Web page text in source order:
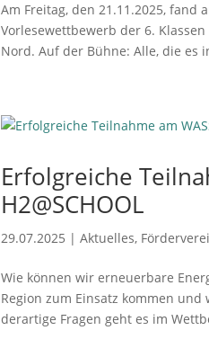
Am Freitag, den 21.11.2025, fand
Vorlesewettbewerb der 6.
Nord. Auf der Bühne: Alle, die es
Erfolgreiche
H2@SCHOOL
29.07.2025 | Aktuelles,
Wie können wir erneuerbare
Region zum Einsatz kommen
derartige Fragen geht es im